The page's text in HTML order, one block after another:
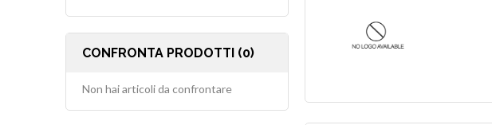
CONFRONTA PRODOTTI (0)
Non hai articoli da confrontare